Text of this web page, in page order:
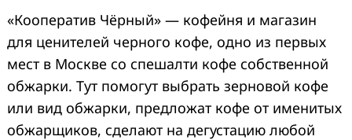
«Кооператив Чёрный» — кофейня и магазин
для ценителей черного кофе, одно из первых
мест в Москве со спешалти кофе собственной
обжарки. Тут помогут выбрать зерновой кофе
или вид обжарки, предложат кофе от именитых
обжарщиков, сделают на дегустацию любой